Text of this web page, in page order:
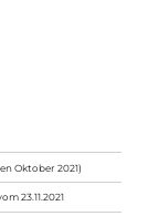
Oktober 2021)
23.11.2021